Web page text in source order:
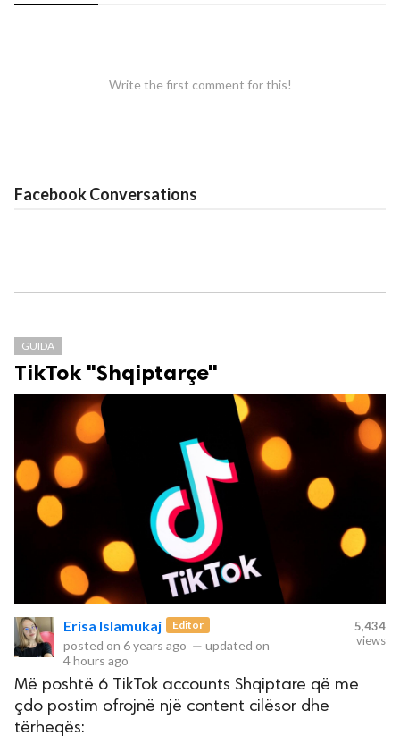
Write the first comment for this!
Facebook Conversations
GUIDA
TikTok "Shqiptarçe"
Erisa Islamukaj Editor
posted on 6 years ago — updated on
4 hours ago
5,434
views
Më poshtë 6 TikTok accounts Shqiptare që me
çdo postim ofrojnë një content cilësor dhe
tërheqës: